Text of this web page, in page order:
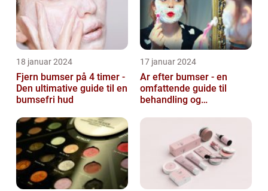
18 januar 2024
Fjern bumser på 4 timer -
Den ultimative guide til en
bumsefri hud
17 januar 2024
Ar efter bumser - en
omfattende guide til
behandling og